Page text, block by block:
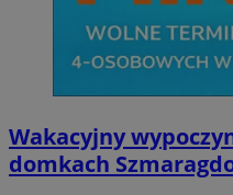
Wakacyjny
domkach